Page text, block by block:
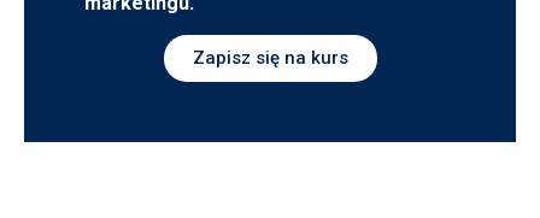
Zapisz się na kurs